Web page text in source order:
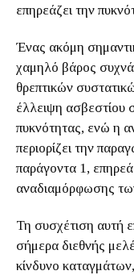
επηρεάζει την
Ένας ακόμη
χαμηλό βάρος
θρεπτικών
έλλειψη ασβεστίου
πυκνότητας, ενώ η
περιορίζει την
παράγοντα 1,
αναδιαμόρφωσης
Τη συσχέτιση αυτή
σήμερα διεθνής
κίνδυνο